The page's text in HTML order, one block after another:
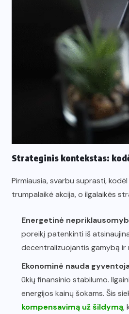
Strateginis kontekstas:
Pirmiausia, svarbu suprasti, kodėl
trumpalaikė akcija, o ilgalaikės
Energetinė
poreikį patenkinti iš
decentralizuojantis gamybą ir
Ekonominė nauda
ūkių finansinio stabilumo.
energijos kainų šokams. Šis
kompensavimą už šildymą,